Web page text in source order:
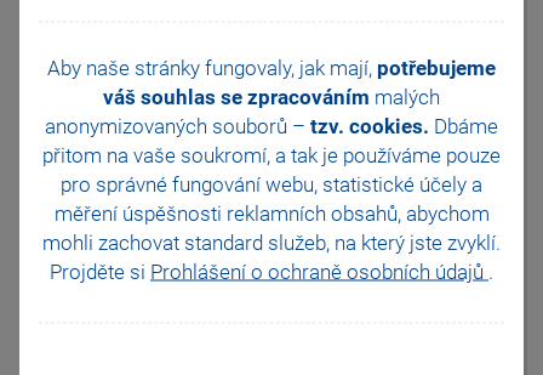
Aby naše stránky fungovaly, jak mají, potřebujeme
váš souhlas se zpracováním malých
anonymizovaných souborů – tzv. cookies. Dbáme
přitom na vaše soukromí, a tak je používáme pouze
pro správné fungování webu, statistické účely a
měření úspěšnosti reklamních obsahů, abychom
mohli zachovat standard služeb, na který jste zvyklí.
Projděte si Prohlášení o ochraně osobních údajů .
nastaveny typy Sleva -
invalidita 1. nebo 2. stupně,
resp. Sleva - invalidita 3.
Stupně, ve vystavené mzdě
sníží základ pro výpočet
zdravotního pojištění
o legislativní částku, která je
uvedena v agendě
Nastavení/Legislativa.